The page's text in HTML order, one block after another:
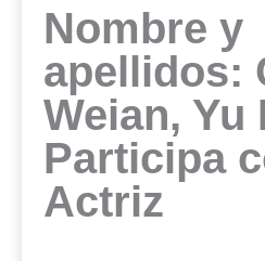
Nombre y
apellidos:
Weian, Yu
Participa
Actriz